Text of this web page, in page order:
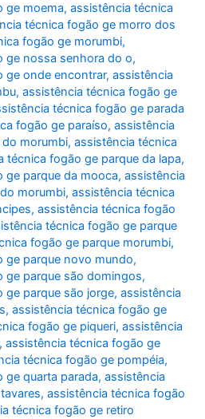
ge moema,assistência técnica
técnica fogão ge morro dos
fogão ge morumbi,
ge nossa senhora do o,
ge onde encontrar,assistência
,assistência técnica fogão ge
técnica fogão ge parada
fogão ge paraíso,assistência
morumbi,assistência técnica
técnica fogão ge parque da lapa,
ge parque da mooca,assistência
morumbi,assistência técnica
,assistência técnica fogão
técnica fogão ge parque
fogão ge parque morumbi,
ge parque novo mundo,
ge parque são domingos,
ge parque são jorge,assistência
,assistência técnica fogão ge
fogão ge piqueri,assistência
,assistência técnica fogão ge
técnica fogão ge pompéia,
ge quarta parada,assistência
,assistência técnica fogão
técnica fogão ge retiro